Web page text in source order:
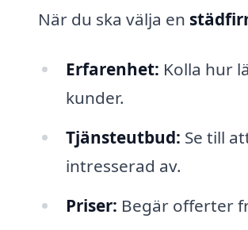
När du ska välja en
Erfarenhet: Kolla hur
kunder.
Tjänsteutbud: Se till
intresserad av.
Priser: Begär offerter